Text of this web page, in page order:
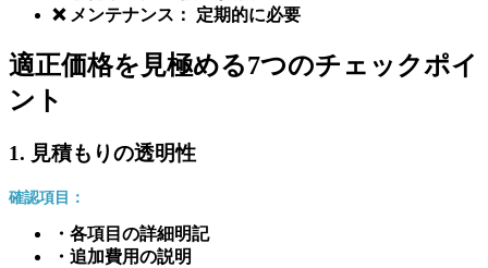
❌ メンテナンス： 定期的に必要
適正価格を見極める7つのチェックポイ
ント
1. 見積もりの透明性
確認項目：
・各項目の詳細明記
・追加費用の説明